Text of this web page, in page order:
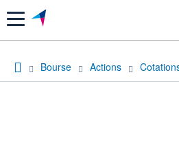
Menu
Bourse Actions